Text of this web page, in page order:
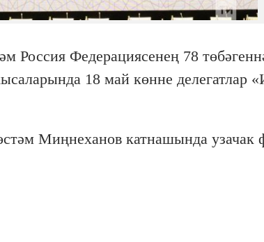
Россия Федерациясенең 78
18 май көнне делегатлар
Миңнеханов катнашында